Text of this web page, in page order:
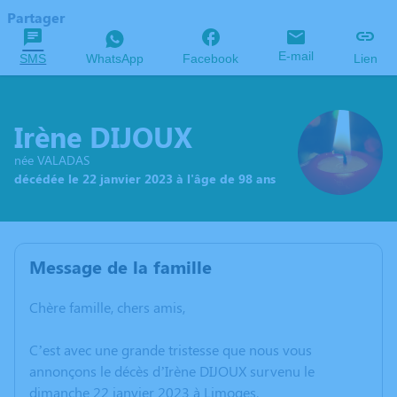
Partager
SMS WhatsApp Facebook E-mail Lien
Irène DIJOUX
née VALADAS
décédée le 22 janvier 2023 à l'âge de 98 ans
Message de la famille
Chère famille, chers amis,
C’est avec une grande tristesse que nous vous
annonçons le décès d’Irène DIJOUX survenu le
dimanche 22 janvier 2023 à Limoges.